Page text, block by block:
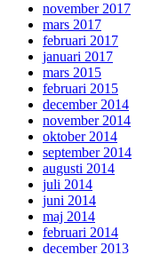
november 2017
mars 2017
februari 2017
januari 2017
mars 2015
februari 2015
december 2014
november 2014
oktober 2014
september 2014
augusti 2014
juli 2014
juni 2014
maj 2014
februari 2014
december 2013